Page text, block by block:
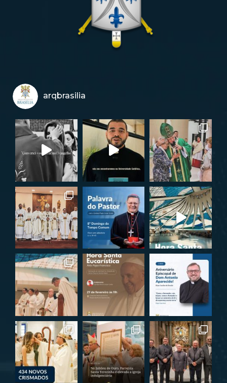
arqbrasilia